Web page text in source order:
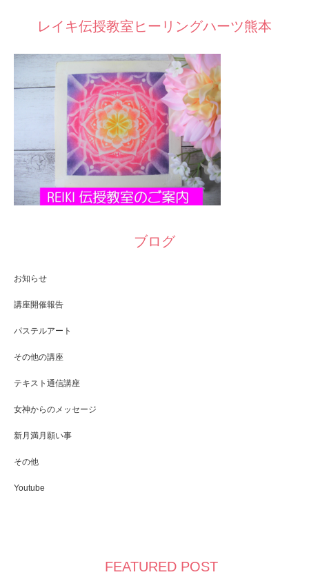
レイキ伝授教室ヒーリングハーツ熊本
ブログ
お知らせ
講座開催報告
パステルアート
その他の講座
テキスト通信講座
女神からのメッセージ
新月満月願い事
その他
Youtube
FEATURED POST